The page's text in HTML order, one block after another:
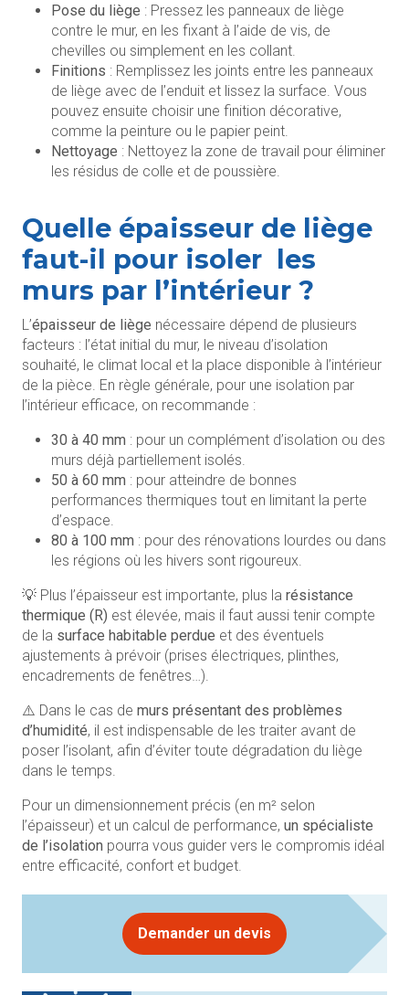
Pose du liège : Pressez les panneaux de liège
contre le mur, en les fixant à l’aide de vis, de
chevilles ou simplement en les collant.
Finitions : Remplissez les joints entre les panneaux
de liège avec de l’enduit et lissez la surface. Vous
pouvez ensuite choisir une finition décorative,
comme la peinture ou le papier peint.
Nettoyage : Nettoyez la zone de travail pour éliminer
les résidus de colle et de poussière.
Quelle épaisseur de liège
faut-il pour isoler les
murs par l’intérieur ?
L’épaisseur de liège nécessaire dépend de plusieurs
facteurs : l’état initial du mur, le niveau d’isolation
souhaité, le climat local et la place disponible à l’intérieur
de la pièce. En règle générale, pour une isolation par
l’intérieur efficace, on recommande :
30 à 40 mm : pour un complément d’isolation ou des
murs déjà partiellement isolés.
50 à 60 mm : pour atteindre de bonnes
performances thermiques tout en limitant la perte
d’espace.
80 à 100 mm : pour des rénovations lourdes ou dans
les régions où les hivers sont rigoureux.
💡 Plus l’épaisseur est importante, plus la résistance
thermique (R) est élevée, mais il faut aussi tenir compte
de la surface habitable perdue et des éventuels
ajustements à prévoir (prises électriques, plinthes,
encadrements de fenêtres…).
⚠️ Dans le cas de murs présentant des problèmes
d’humidité, il est indispensable de les traiter avant de
poser l’isolant, afin d’éviter toute dégradation du liège
dans le temps.
Pour un dimensionnement précis (en m² selon
l’épaisseur) et un calcul de performance, un spécialiste
de l’isolation pourra vous guider vers le compromis idéal
entre efficacité, confort et budget.
Demander un devis